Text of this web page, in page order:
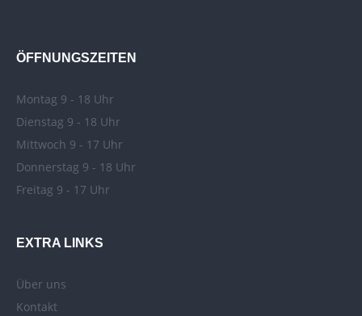
ÖFFNUNGSZEITEN
Montag 9 - 18 Uhr
Dienstag 9 - 18 Uhr
Mittwoch 9 - 17 Uhr
Donnerstag 9 - 18 Uhr
Freitag 9 - 17 Uhr
EXTRA LINKS
Über uns
Kontakt